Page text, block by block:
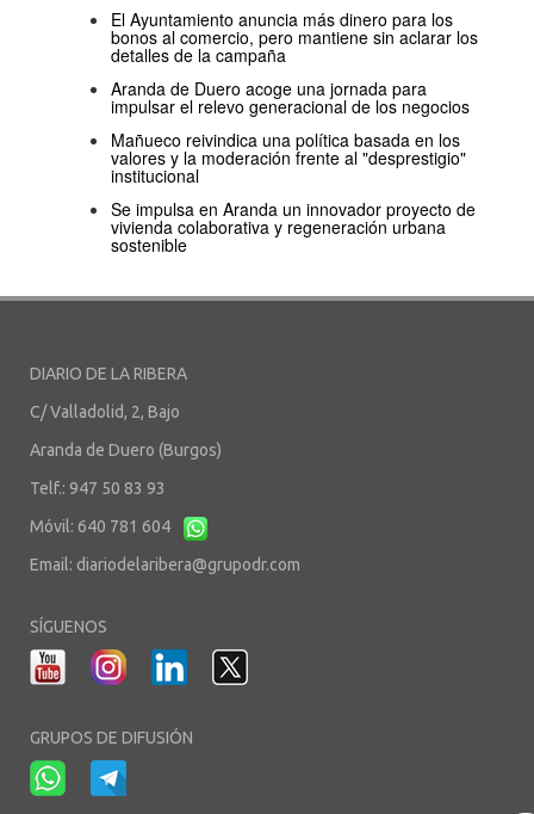
El Ayuntamiento anuncia más dinero para los
bonos al comercio, pero mantiene sin aclarar los
detalles de la campaña
Aranda de Duero acoge una jornada para
impulsar el relevo generacional de los negocios
Mañueco reivindica una política basada en los
valores y la moderación frente al "desprestigio"
institucional
Se impulsa en Aranda un innovador proyecto de
vivienda colaborativa y regeneración urbana
sostenible
DIARIO DE LA RIBERA
C/ Valladolid, 2, Bajo
Aranda de Duero (Burgos)
Telf.: 947 50 83 93
Móvil: 640 781 604
Email: diariodelaribera@grupodr.com
SÍGUENOS
GRUPOS DE DIFUSIÓN